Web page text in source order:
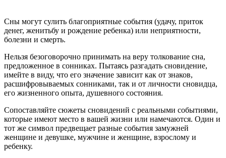
Сны могут сулить благоприятные события (удачу, приток
денег, женитьбу и рождение ребенка) или неприятности,
болезни и смерть.
Нельзя безоговорочно принимать на веру толкование сна,
предложенное в сонниках. Пытаясь разгадать сновидение,
имейте в виду, что его значение зависит как от знаков,
расшифровываемых сонниками, так и от личности сновидца,
его жизненного опыта, душевного состояния.
Сопоставляйте сюжеты сновидений с реальными событиями,
которые имеют место в вашей жизни или намечаются. Один и
тот же символ предвещает разные события замужней
женщине и девушке, мужчине и женщине, взрослому и
ребенку.